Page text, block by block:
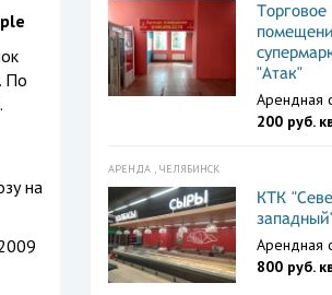
По
на
Торговое
"Атак"
Арендная
200 руб.
АРЕНДА , ЧЕЛЯБИНСК
КТК
Арендная
800 руб.